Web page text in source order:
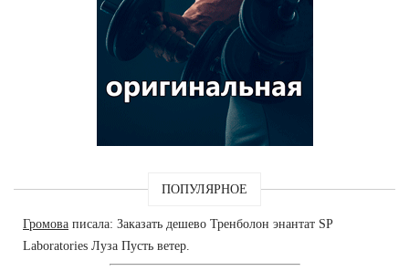
ПОПУЛЯРНОЕ
Громова писала: Заказать дешево Тренболон энантат SP
Laboratories Луза Пусть ветер.